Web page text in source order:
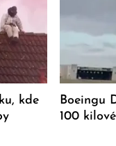
kde
Boeingu
100